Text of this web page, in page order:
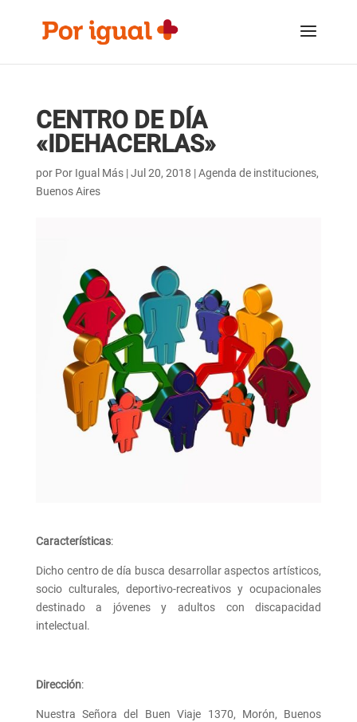
contenido
navegación
CENTRO DE DÍA
«IDEHACERLAS»
por Por Igual Más|Jul 20, 2018 |Agenda de instituciones,
Buenos Aires
Características:
Dicho centro de día busca desarrollar aspectos artísticos,
socio culturales, deportivo-recreativos y ocupacionales
destinado a jóvenes y adultos con discapacidad
intelectual.
Dirección:
Nuestra Señora del Buen Viaje 1370, Morón, Buenos